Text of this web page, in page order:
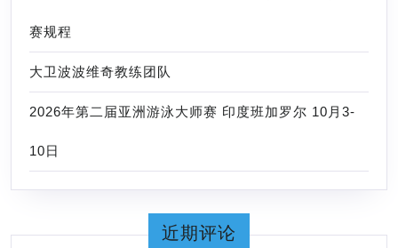
赛规程
大卫波波维奇教练团队
2026年第二届亚洲游泳大师赛 印度班加罗尔 10月3-
10日
近期评论